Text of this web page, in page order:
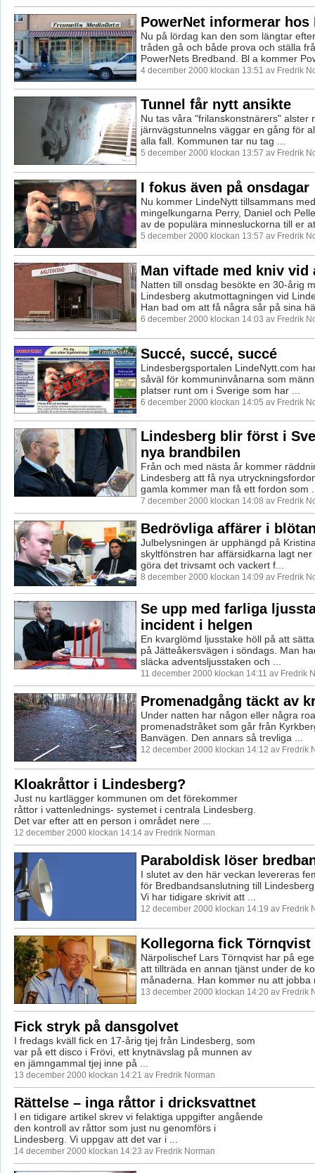
PowerNet informerar hos
Nu på lördag kan den som längtar
tråden gå och både prova och ställa
PowerNets Bredband. Bl a kommer
4 december 2000 klockan 13:51 av Fredrik
Tunnel får nytt ansikte
Nu tas våra "frilanskonstnärers" alster
järnvägstunnelns väggar en gång för
alla fall. Kommunen tar nu tag ...
5 december 2000 klockan 13:57 av Fredrik
I fokus även på onsdagar
Nu kommer LindeNytt tillsammans
mingelkungarna Perry, Daniel och
av de populära minnesluckorna till er
5 december 2000 klockan 13:57 av Fredrik
Man viftade med kniv vid
Natten till onsdag besökte en 30-årig
Lindesberg akutmottagningen vid
Han bad om att få några sår på sina
6 december 2000 klockan 14:03 av Fredrik
Succé, succé, succé
Lindesbergsportalen LindeNytt.com
såväl för kommuninvånarna som
platser runt om i Sverige som har ...
6 december 2000 klockan 14:05 av Fredrik
Lindesberg blir först i
nya brandbilen
Från och med nästa år kommer
Lindesberg att få nya
gamla kommer man få ett fordon som
7 december 2000 klockan 14:08 av Fredrik
Bedrövliga affärer i
Julbelysningen är upphängd på
skyltfönstren har affärsidkarna lagt ner
göra det trivsamt och vackert f...
8 december 2000 klockan 14:09 av Fredrik
Se upp med farliga
incident i helgen
En kvarglömd ljusstake höll på att
på Jätteåkersvägen i söndags. Man
släcka adventsljusstaken och ...
11 december 2000 klockan 14:11 av Fredrik
Promenadgång täckt av
Under natten har någon eller några
promenadstråket som går från
Banvägen. Den annars så trevliga ...
12 december 2000 klockan 14:12 av Fredrik
Kloakråttor i Lindesberg?
Just nu kartlägger kommunen om det förekommer
råttor i vattenlednings- systemet i centrala Lindesberg.
Det var efter att en person i området nere ...
12 december 2000 klockan 14:14 av Fredrik Norman
Paraboldisk löser
I slutet av den här veckan levereras
för Bredbandsanslutning till
Vi har tidigare skrivit att ...
12 december 2000 klockan 14:19 av Fredrik
Kollegorna fick Törnqvist
Närpolischef Lars Törnqvist har på
att tillträda en annan tjänst under de
månaderna. Han kommer nu att jobba
13 december 2000 klockan 14:20 av Fredrik
Fick stryk på dansgolvet
I fredags kväll fick en 17-årig tjej från Lindesberg, som
var på ett disco i Frövi, ett knytnävslag på munnen av
en jämngammal tjej inne på ...
13 december 2000 klockan 14:21 av Fredrik Norman
Rättelse – inga råttor i dricksvattnet
I en tidigare artikel skrev vi felaktiga uppgifter angående
den kontroll av råttor som just nu genomförs i
Lindesberg. Vi uppgav att det var i ...
14 december 2000 klockan 14:23 av Fredrik Norman